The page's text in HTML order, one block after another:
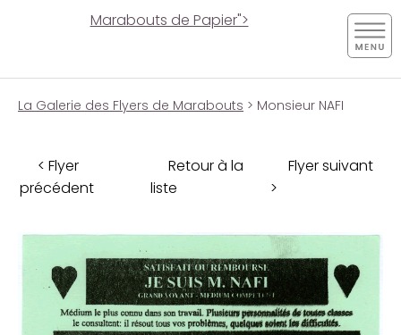
Marabouts de Papier">
La Galerie des Flyers de Marabouts > Monsieur NAFI
< Flyer
précédent
Retour à la
liste
Flyer suivant
>